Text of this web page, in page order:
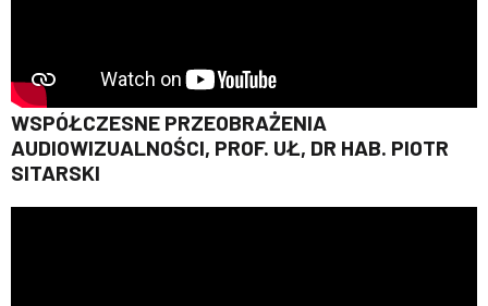
WSPÓŁCZESNE PRZEOBRAŻENIA
AUDIOWIZUALNOŚCI, PROF. UŁ, DR HAB. PIOTR
SITARSKI